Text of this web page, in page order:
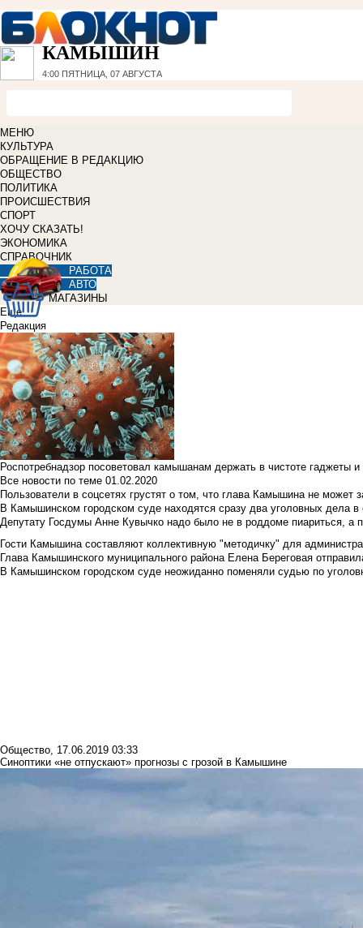
КАМЫШИН
4:00 ПЯТНИЦА, 07 АВГУСТА
МЕНЮ
КУЛЬТУРА
ОБРАЩЕНИЕ В РЕДАКЦИЮ
ОБЩЕСТВО
ПОЛИТИКА
ПРОИСШЕСТВИЯ
СПОРТ
ХОЧУ СКАЗАТЬ!
ЭКОНОМИКА
СПРАВОЧНИК
РАБОТА
АВТО
МАГАЗИНЫ
Еще
Редакция
Роспотребнадзор посоветовал камышанам держать в чистоте гаджеты
Все новости по теме 01.02.2020
Пользователи в соцсетях грустят о том, что глава Камышина не может
В Камышинском городском суде находятся сразу два уголовных дела
Депутату Госдумы Анне Кувычко надо было не в роддоме пиариться, а
Гости Камышина составляют коллективную "методичку" для
Глава Камышинского муниципального района Елена Береговая
В Камышинском городском суде неожиданно поменяли судью по
Общество, 17.06.2019 03:33
Синоптики «не отпускают» прогнозы с грозой в Камышине